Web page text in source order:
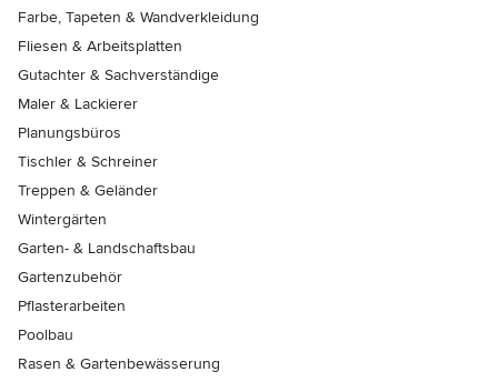
Farbe, Tapeten & Wandverkleidung
Fliesen & Arbeitsplatten
Gutachter & Sachverständige
Maler & Lackierer
Planungsbüros
Tischler & Schreiner
Treppen & Geländer
Wintergärten
Garten- & Landschaftsbau
Gartenzubehör
Pflasterarbeiten
Poolbau
Rasen & Gartenbewässerung